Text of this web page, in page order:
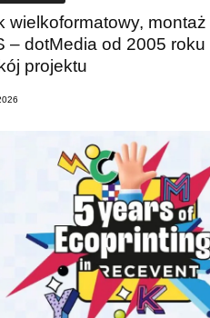
wielkoformatowy,
– dotMedia od 2005
projektu